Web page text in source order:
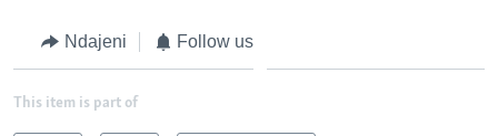
Ndajeni Follow us
This item is part of